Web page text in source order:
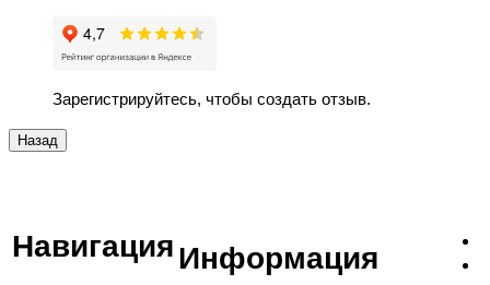
Зарегистрируйтесь, чтобы создать отзыв.
НавигацияИнформация